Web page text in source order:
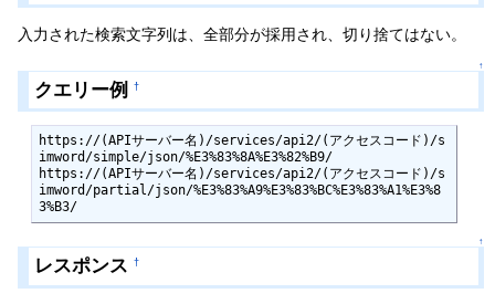
入力された検索文字列は、全部分が採用され、切り捨てはない。
↑
クエリー例 †
https://(APIサーバー名)/services/api2/(アクセスコード)/s
imword/simple/json/%E3%83%8A%E3%82%B9/
https://(APIサーバー名)/services/api2/(アクセスコード)/s
imword/partial/json/%E3%83%A9%E3%83%BC%E3%83%A1%E3%8
3%B3/
↑
レスポンス †